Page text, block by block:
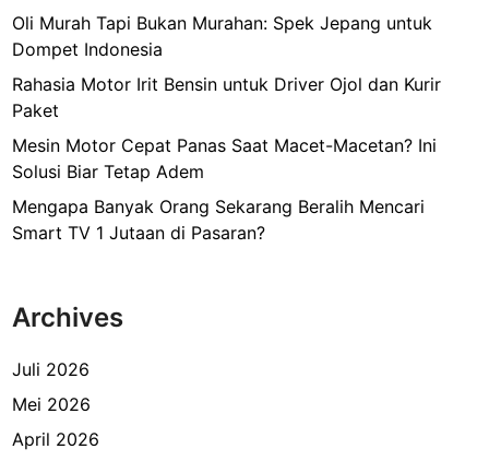
Oli Murah Tapi Bukan Murahan: Spek Jepang untuk
Dompet Indonesia
Rahasia Motor Irit Bensin untuk Driver Ojol dan Kurir
Paket
Mesin Motor Cepat Panas Saat Macet-Macetan? Ini
Solusi Biar Tetap Adem
Mengapa Banyak Orang Sekarang Beralih Mencari
Smart TV 1 Jutaan di Pasaran?
Archives
Juli 2026
Mei 2026
April 2026